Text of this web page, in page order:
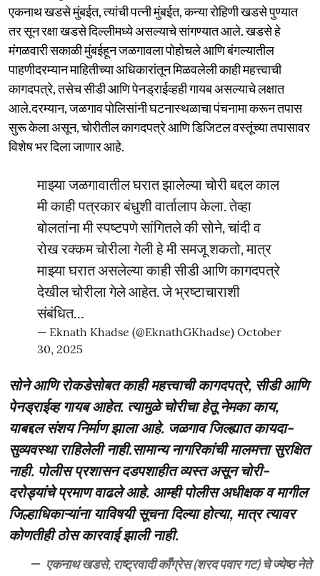
एकनाथ खडसे मुंबईत, त्यांची पत्नी मुंबईत, कन्या रोहिणी खडसे पुण्यात
तर सून रक्षा खडसे दिल्लीमध्ये असल्याचे सांगण्यात आले. खडसे हे
मंगळवारी सकाळी मुंबईहून जळगावला पोहोचले आणि बंगल्यातील
पाहणीदरम्यान माहितीच्या अधिकारांतून मिळवलेली काही महत्त्वाची
कागदपत्रे, तसेच सीडी आणि पेनड्राईव्हही गायब असल्याचे लक्षात
आले.दरम्यान, जळगाव पोलिसांनी घटनास्थळाचा पंचनामा करून तपास
सुरू केला असून, चोरीतील कागदपत्रे आणि डिजिटल वस्तूंच्या तपासावर
विशेष भर दिला जाणार आहे.
माझ्या जळगावातील घरात झालेल्या चोरी बद्दल काल
मी काही पत्रकार बंधुशी वार्तालाप केला. तेव्हा
बोलतांना मी स्पष्टपणे सांगितले की सोने, चांदी व
रोख रक्कम चोरीला गेली हे मी समजू शकतो, मात्र
माझ्या घरात असलेल्या काही सीडी आणि कागदपत्रे
देखील चोरीला गेले आहेत. जे भ्रष्टाचाराशी
संबंधित…
— Eknath Khadse (@EknathGKhadse) October
30, 2025
सोने आणि रोकडेसोबत काही महत्त्वाची कागदपत्रे, सीडी आणि
पेनड्राईव्ह गायब आहेत. त्यामुळे चोरीचा हेतू नेमका काय,
याबद्दल संशय निर्माण झाला आहे. जळगाव जिल्ह्यात कायदा-
सुव्यवस्था राहिलेली नाही.सामान्य नागरिकांची मालमत्ता सुरक्षित
नाही. पोलीस प्रशासन दडपशाहीत व्यस्त असून चोरी-
दरोड्यांचे प्रमाण वाढले आहे. आम्ही पोलीस अधीक्षक व मागील
जिल्हाधिकाऱ्यांना याविषयी सूचना दिल्या होत्या, मात्र त्यावर
कोणतीही ठोस कारवाई झाली नाही.
एकनाथ खडसे, राष्ट्रवादी काँग्रेस (शरद पवार गट) चे ज्येष्ठ नेते